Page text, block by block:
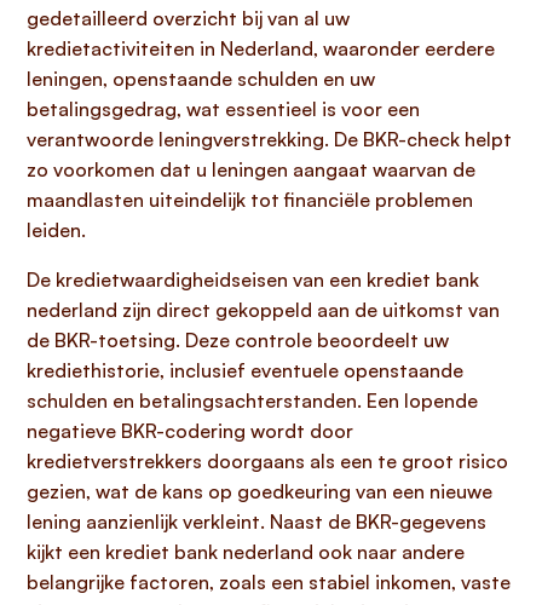
gedetailleerd overzicht bij van al uw
kredietactiviteiten in Nederland, waaronder eerdere
leningen, openstaande schulden en uw
betalingsgedrag, wat essentieel is voor een
verantwoorde leningverstrekking. De BKR-check helpt
zo voorkomen dat u leningen aangaat waarvan de
maandlasten uiteindelijk tot financiële problemen
leiden.
De kredietwaardigheidseisen van een krediet bank
nederland zijn direct gekoppeld aan de uitkomst van
de BKR-toetsing. Deze controle beoordeelt uw
krediethistorie, inclusief eventuele openstaande
schulden en betalingsachterstanden. Een lopende
negatieve BKR-codering wordt door
kredietverstrekkers doorgaans als een te groot risico
gezien, wat de kans op goedkeuring van een nieuwe
lening aanzienlijk verkleint. Naast de BKR-gegevens
kijkt een krediet bank nederland ook naar andere
belangrijke factoren, zoals een stabiel inkomen, vaste